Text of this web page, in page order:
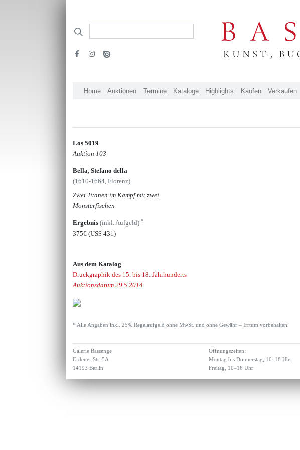
Home Auktionen Termine Kataloge Highlights Kaufen Verkaufen
Los 5019
Auktion 103
Bella, Stefano della
(1610-1664, Florenz)
Zwei Titanen im Kampf mit zwei
Monsterfischen
Ergebnis(inkl. Aufgeld)*
375€(US$ 431)
Aus dem Katalog
Druckgraphik des 15. bis 18. Jahrhunderts
Auktionsdatum 29.5.2014
* Alle Angaben inkl. 25% Regelaufgeld ohne MwSt. und ohne Gewähr – Irrtum vorbehalten.
Galerie Bassenge
Erdener Str. 5A
14193 Berlin
Öffnungszeiten:
Montag bis Donnerstag, 10–18 Uhr,
Freitag, 10–16 Uhr